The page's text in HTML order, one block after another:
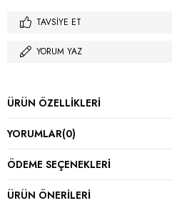
TAVSIYE ET
YORUM YAZ
ÜRÜN ÖZELLIKLERI
YORUMLAR(0)
ÖDEME SEÇENEKLERI
ÜRÜN ÖNERILERI